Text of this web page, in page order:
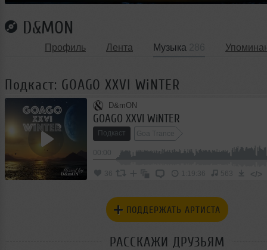
D&MON
Профиль Лента Музыка
Подкаст: GOAGO XXVI WiNTER
D&mON
GOAGO XXVI WiNTER
Подкаст Goa Trance
36 1:19:36 563 </>
ПОДДЕРЖАТЬ АРТИСТА
РАССКАЖИ ДРУЗЬЯМ